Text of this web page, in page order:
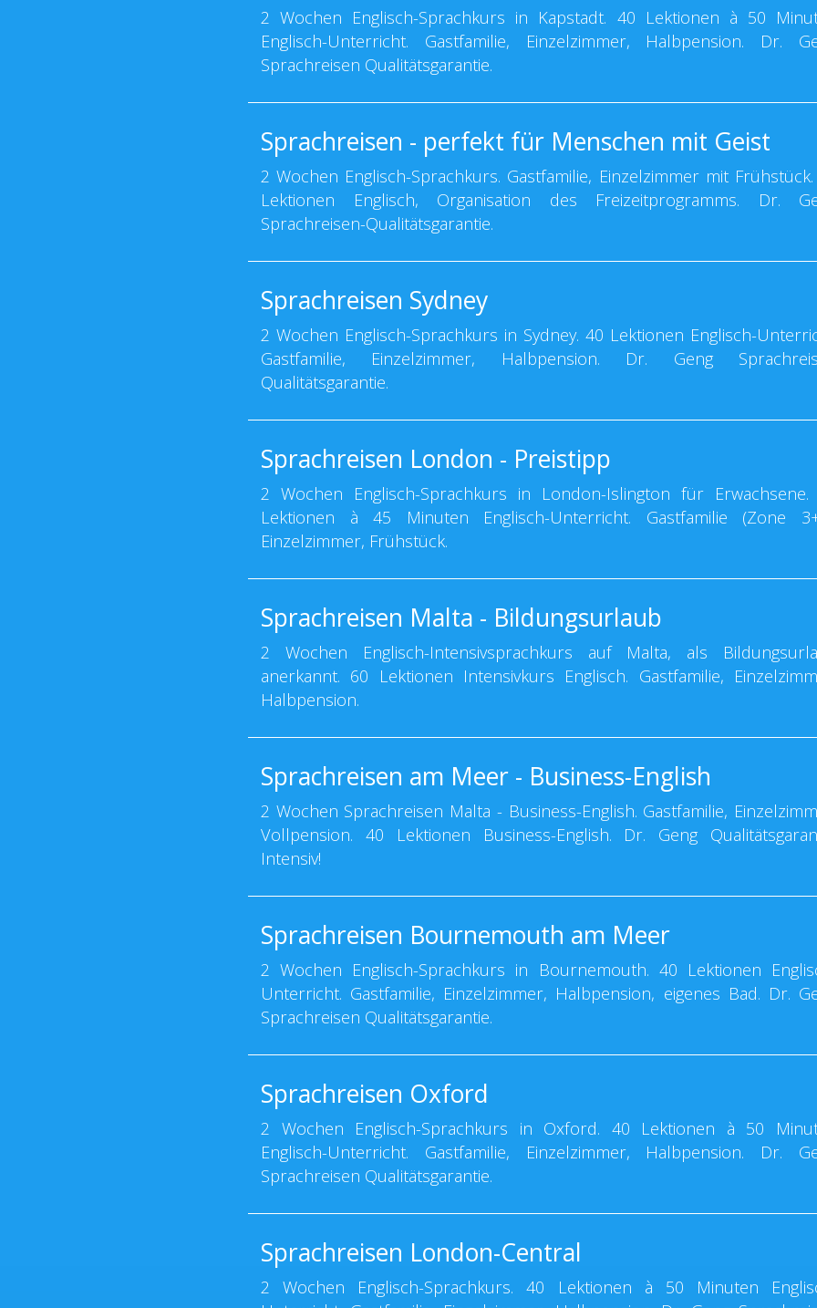
2 Wochen Englisch-Sprachkurs in Kapstadt. 40 Lektionen à 50
Englisch-Unterricht. Gastfamilie, Einzelzimmer, Halbpension. Dr.
Sprachreisen Qualitätsgarantie.
Sprachreisen - perfekt für Menschen mit Geist
2 Wochen Englisch-Sprachkurs. Gastfamilie, Einzelzimmer mit
Lektionen Englisch, Organisation des Freizeitprogramms. Dr.
Sprachreisen-Qualitätsgarantie.
Sprachreisen Sydney
2 Wochen Englisch-Sprachkurs in Sydney. 40 Lektionen Englisch-
Gastfamilie, Einzelzimmer, Halbpension. Dr. Geng
Qualitätsgarantie.
Sprachreisen London - Preistipp
2 Wochen Englisch-Sprachkurs in London-Islington für Erwachsene.
Lektionen à 45 Minuten Englisch-Unterricht. Gastfamilie (Zone
Einzelzimmer, Frühstück.
Sprachreisen Malta - Bildungsurlaub
2 Wochen Englisch-Intensivsprachkurs auf Malta, als
anerkannt. 60 Lektionen Intensivkurs Englisch. Gastfamilie,
Halbpension.
Sprachreisen am Meer - Business-English
2 Wochen Sprachreisen Malta - Business-English. Gastfamilie,
Vollpension. 40 Lektionen Business-English. Dr. Geng
Intensiv!
Sprachreisen Bournemouth am Meer
2 Wochen Englisch-Sprachkurs in Bournemouth. 40 Lektionen
Unterricht. Gastfamilie, Einzelzimmer, Halbpension, eigenes Bad. Dr.
Sprachreisen Qualitätsgarantie.
Sprachreisen Oxford
2 Wochen Englisch-Sprachkurs in Oxford. 40 Lektionen à 50
Englisch-Unterricht. Gastfamilie, Einzelzimmer, Halbpension. Dr.
Sprachreisen Qualitätsgarantie.
Sprachreisen London-Central
2 Wochen Englisch-Sprachkurs. 40 Lektionen à 50 Minuten